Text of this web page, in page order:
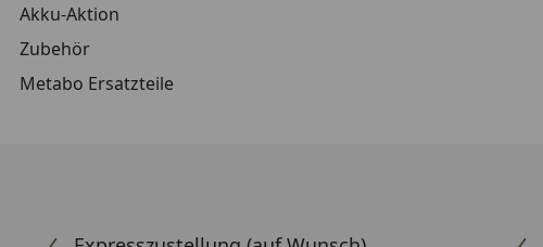
Akku-Aktion
Zubehör
Metabo Ersatzteile